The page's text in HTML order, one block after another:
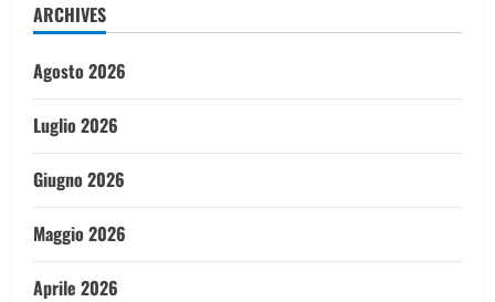
ARCHIVES
Agosto 2026
Luglio 2026
Giugno 2026
Maggio 2026
Aprile 2026